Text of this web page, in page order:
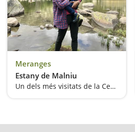
Meranges
Estany de Malniu
Un dels més visitats de la Cerdanya